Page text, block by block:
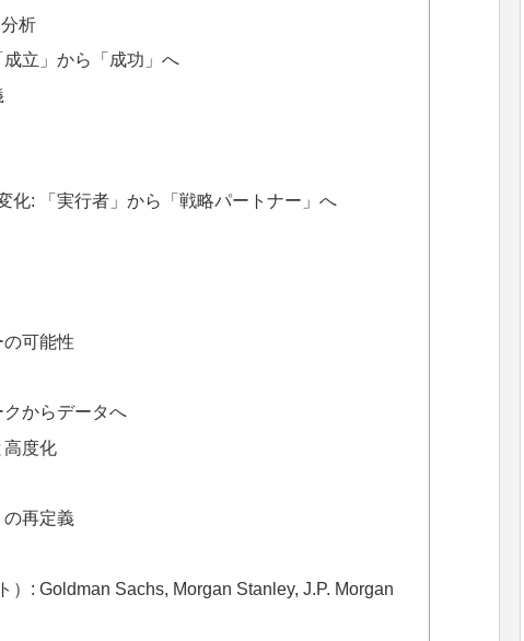
析
立」から「成功」へ
化: 「実行者」から「戦略パートナー」へ
可能性
からデータへ
度化
再定義
: Goldman Sachs, Morgan Stanley, J.P. Morgan